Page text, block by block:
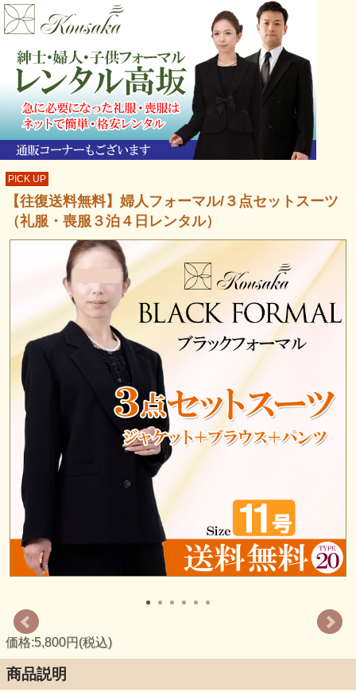
PICK UP
【往復送料無料】婦人フォーマル/３点セットスーツ
（礼服・喪服３泊４日レンタル）
価格:5,800円(税込)
商品説明